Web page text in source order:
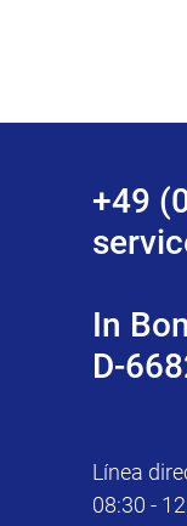
+49
In
D-
Línea
08:30 -